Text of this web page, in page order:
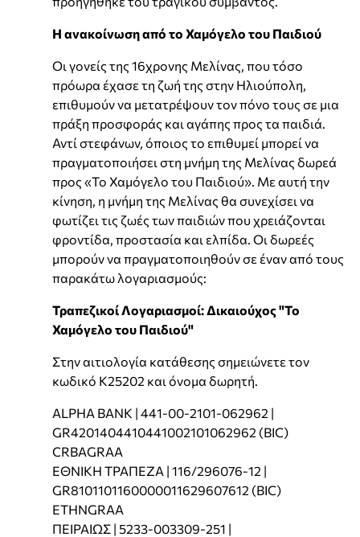
Η ανακοίνωση από το Χαμόγελο του Παιδιού
Οι γονείς της 16χρονης Μελίνας, που τόσο
πρόωρα έχασε τη ζωή της στην Ηλιούπολη,
επιθυμούν να μετατρέψουν τον πόνο τους σε μια
πράξη προσφοράς και αγάπης προς τα παιδιά.
Αντί στεφάνων, όποιος το επιθυμεί μπορεί να
πραγματοποιήσει στη μνήμη της Μελίνας δωρεά
προς «Το Χαμόγελο του Παιδιού». Με αυτή την
κίνηση, η μνήμη της Μελίνας θα συνεχίσει να
φωτίζει τις ζωές των παιδιών που χρειάζονται
φροντίδα, προστασία και ελπίδα. Οι δωρεές
μπορούν να πραγματοποιηθούν σε έναν από τους
παρακάτω λογαριασμούς:
Τραπεζικοί Λογαριασμοί: Δικαιούχος "Το
Χαμόγελο του Παιδιού"
Στην αιτιολογία κατάθεσης σημειώνετε τον
κωδικό Κ25202 και όνομα δωρητή.
ALPHA BANK | 441-00-2101-062962 |
GR4201404410441002101062962 (BIC)
CRBAGRAA
ΕΘΝΙΚΗ ΤΡΑΠΕΖΑ | 116/296076-12 |
GR8101101160000011629607612 (BIC)
ETHNGRAA
ΠΕΙΡΑΙΩΣ | 5233-003309-251 |